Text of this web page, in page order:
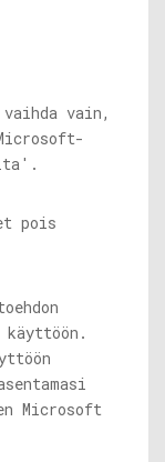
vain,
käyttöön.
Microsoft